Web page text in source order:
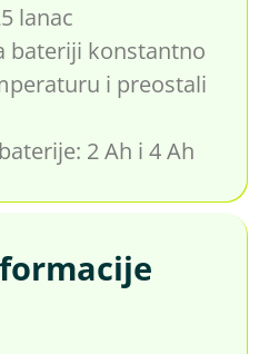
lanac
bateriji konstantno
i preostali
2 Ah i 4 Ah